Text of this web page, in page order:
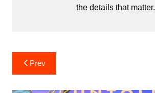
the details that matter.
Post
navigation
Prev